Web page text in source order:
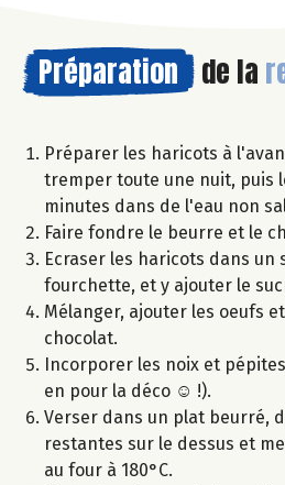
Préparation de la
Préparer les haricots à
tremper toute une nuit, puis
minutes dans de l'eau non
Faire fondre le beurre et le
Ecraser les haricots dans un
fourchette, et y ajouter le
Mélanger, ajouter les oeufs
chocolat.
Incorporer les noix et
en pour la déco ☺ !).
Verser dans un plat beurré,
restantes sur le dessus et
au four à 180°C.